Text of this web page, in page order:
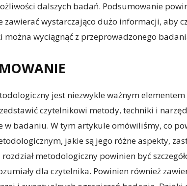
dalszych badań. Podsumowanie
zawierać wystarczająco dużo informacji, aby
można wyciągnąć z przeprowadzonego
jest niezwykle ważnym
czytelnikowi metody, techniki i
w badaniu. W tym artykule omówiliśmy, co
jakie są jego różne aspekty,
metodologiczny powinien być
dla czytelnika. Powinien również